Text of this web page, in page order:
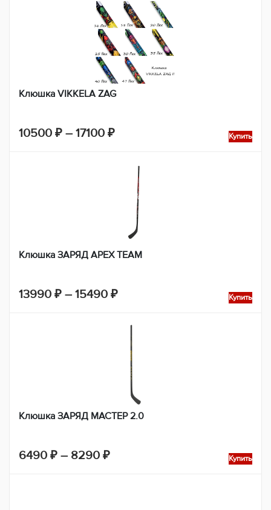
14900 ₽
–
19900 ₽
Клюшка VIKKELA ZAG
10500 ₽ – 17100 ₽Диапазон
10500 ₽
17100 ₽
Купить
Клюшка ЗАРЯД АPEX TEAM
13990 ₽ – 15490 ₽Диапазон
13990 ₽
15490 ₽
Купить
Клюшка ЗАРЯД МАСТЕР 2.0
6490 ₽ – 8290 ₽Диапазон
Купить